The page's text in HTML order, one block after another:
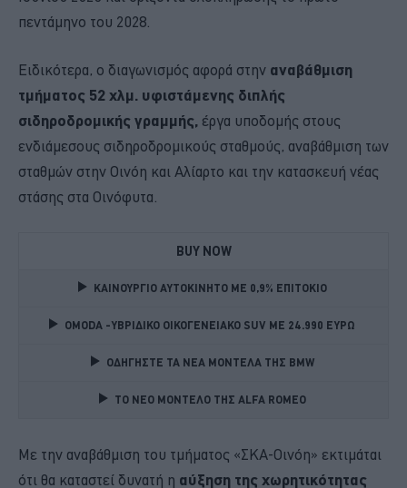
πεντάμηνο του 2028.
Ειδικότερα, ο διαγωνισμός αφορά στην αναβάθμιση
τμήματος 52 χλμ. υφιστάμενης διπλής
σιδηροδρομικής γραμμής, έργα υποδομής στους
ενδιάμεσους σιδηροδρομικούς σταθμούς, αναβάθμιση των
σταθμών στην Οινόη και Αλίαρτο και την κατασκευή νέας
στάσης στα Οινόφυτα.
BUY NOW
ΚΑΙΝΟΥΡΓΙΟ ΑΥΤΟΚΙΝΗΤΟ ΜΕ 0,9% ΕΠΙΤΟΚΙΟ
OMODA -ΥΒΡΙΔΙΚΟ ΟΙΚΟΓΕΝΕΙΑΚΟ SUV ME 24.990 ΕΥΡΩ
ΟΔΗΓΗΣΤΕ ΤΑ ΝΕΑ ΜΟΝΤΕΛΑ ΤΗΣ BMW
TO NEO MONTΕΛΟ ΤΗΣ ALFA ROMEO
Με την αναβάθμιση του τμήματος «ΣΚΑ-Οινόη» εκτιμάται
ότι θα καταστεί δυνατή η αύξηση της χωρητικότητας